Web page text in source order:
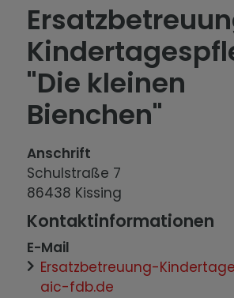
"Die kleinen
Bienchen"
Anschrift
Schulstraße 7
86438 Kissing
Kontaktinformationen
E-Mail
Ersatzbetreuung-
aic-fdb.de